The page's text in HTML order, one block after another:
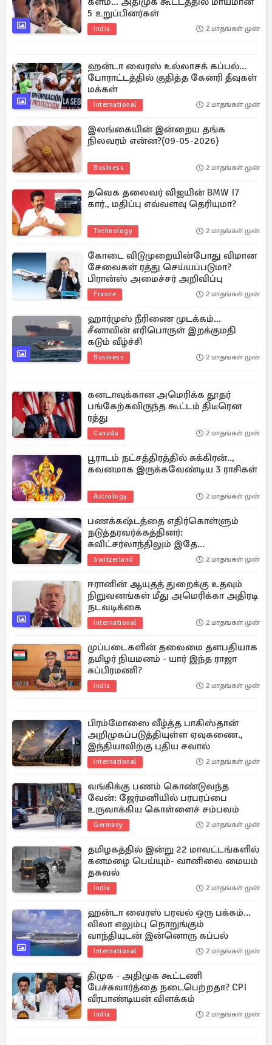
5 உறுப்பினர்கள்
India 2 மாதங்கள் முன்
ஹன்டா வைரஸ் உல்லாசக் கப்பல்...
போராட்டத்தில் குதித்த கேனரி தீவுகள்
மக்கள்
International 2 மாதங்கள் முன்
இலங்கையின் இன்றைய தங்க
நிலவரம் என்ன?(09-05-2026)
Business 2 மாதங்கள் முன்
தவெக தலைவர் விஜயின் BMW I7
கார்., மதிப்பு எவ்வளவு தெரியுமா?
Technology 2 மாதங்கள் முன்
கோடை விடுமுறையின்போது விமான
சேவைகள் ரத்து செய்யப்படுமா?
பிரான்ஸ் அமைச்சர் அறிவிப்பு
France 2 மாதங்கள் முன்
ஹார்முஸ் நீரிணை முடக்கம்...
சீனாவின் எரிபொருள் இறக்குமதி
கடும் வீழ்ச்சி
Business 2 மாதங்கள் முன்
கனடாவுக்கான அமெரிக்க தூதர்
பங்கேற்கவிருந்த கூட்டம் திடீரென
ரத்து
Canada 2 மாதங்கள் முன்
பூராடம் நட்சத்திரத்தில் சுக்கிரன்..,
கவனமாக இருக்கவேண்டிய 3 ராசிகள்
Astrology 2 மாதங்கள் முன்
பணக்கஷ்டத்தை எதிர்கொள்ளும்
நடுத்தரவர்க்கத்தினர்:
சுவிட்சர்லாந்திலும் இதே
நிலைதானாம்
Switzerland 2 மாதங்கள் முன்
ஈரானின் ஆயுதத் துறைக்கு உதவும்
நிறுவனங்கள் மீது அமெரிக்கா அதிரடி
நடவடிக்கை
International 2 மாதங்கள் முன்
முப்படைகளின் தலைமை தளபதியாக
தமிழர் நியமனம் - யார் இந்த ராஜா
சுப்பிரமணி?
India 2 மாதங்கள் முன்
பிரம்மோஸை வீழ்த்த பாகிஸ்தான்
அறிமுகப்படுத்தியுள்ள ஏவுகணை.,
இந்தியாவிற்கு புதிய சவால்
International 2 மாதங்கள் முன்
வங்கிக்கு பணம் கொண்டுவந்த
வேன்: ஜேர்மனியில் பரபரப்பை
உருவாக்கிய கொள்ளைச் சம்பவம்
Germany 2 மாதங்கள் முன்
தமிழகத்தில் இன்று 22 மாவட்டங்களில்
கனமழை பெய்யும்- வானிலை மையம்
தகவல்
India 2 மாதங்கள் முன்
ஹன்டா வைரஸ் பரவல் ஒரு பக்கம்...
விலா எலும்பு நொறுங்கும்
வாந்தியுடன் இன்னொரு கப்பல்
International 2 மாதங்கள் முன்
திமுக - அதிமுக கூட்டணி
பேச்சுவார்த்தை நடைபெற்றதா? CPI
வீரபாண்டியன் விளக்கம்
India 2 மாதங்கள் முன்